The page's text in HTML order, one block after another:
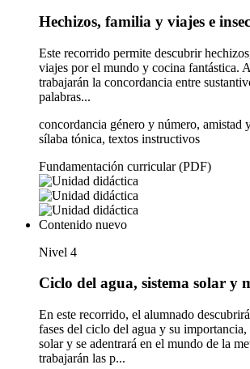
Hechizos, familia y viajes e
Este recorrido permite descubrir
viajes por el mundo y cocina fantástica.
trabajarán la concordancia entre
palabras...
concordancia género y número, amistad
sílaba tónica, textos instructivos
Fundamentación curricular (PDF)
Contenido nuevo
Nivel 4
Ciclo del agua, sistema solar y
En este recorrido, el alumnado
fases del ciclo del agua y su importancia,
solar y se adentrará en el mundo de la
trabajarán las p...